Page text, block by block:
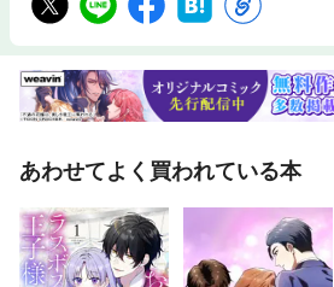
あわせてよく買われている本